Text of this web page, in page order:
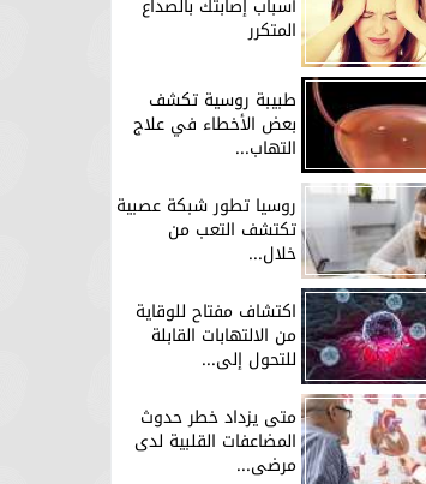
أسباب إصابتك بالصداع
المتكرر
طبيبة روسية تكشف
بعض الأخطاء في علاج
التهاب...
روسيا تطور شبكة عصبية
تكتشف التعب من
خلال...
اكتشاف مفتاح للوقاية
من الالتهابات القابلة
للتحول إلى...
متى يزداد خطر حدوث
المضاعفات القلبية لدى
مرضى...